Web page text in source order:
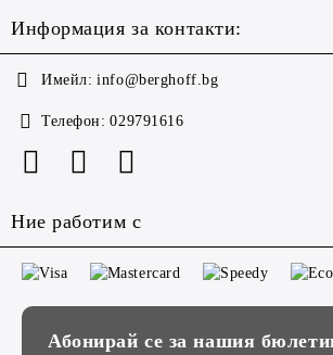
Информация за контакти:
Имейл: info@berghoff.bg
Телефон: 029791616
Ние работим с
Абонирай се за нашия